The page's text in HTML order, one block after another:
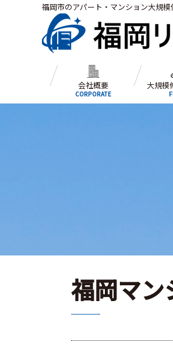
福岡市のアパート・マンション大規
会社概要
CORPORATE
大規模
福岡マン